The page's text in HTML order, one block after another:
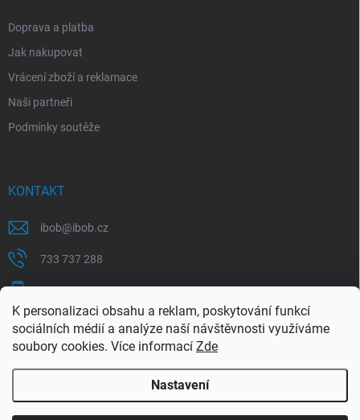
K personalizaci obsahu a reklam, poskytování funkcí
sociálních médií a analýze naší návštěvnosti využíváme
soubory cookies. Více informací Zde
Nastavení
Doprava a platba
Jak nakupovat
Vrácení zboží a reklamace
Naši partneři
Podmínky soutěže
KONTAKT
ibob@ibob.cz
733 737 288
607 069 561
Sledujte nás na Facebooku !
ibob_s.r.o/
Copyright 2026ibob s.r.o.. Všechna práva vyhrazena.Upravit nastavení